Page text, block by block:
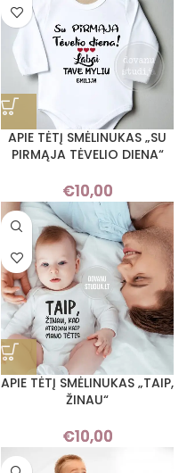
APIE TĖTĮ SMĖLINUKAS „SU
PIRMĄJA TĖVELIO DIENA“
€10,00
APIE TĖTĮ SMĖLINUKAS „TAIP,
ŽINAU“
€10,00